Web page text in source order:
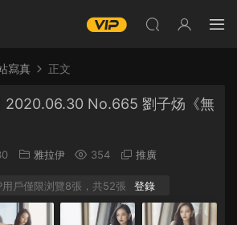
寫真 正文
2020.06.30 No.665 劉子炀《無
雅拉伊 354 推廣
用戶僅限浏覽8張，共52張 登錄